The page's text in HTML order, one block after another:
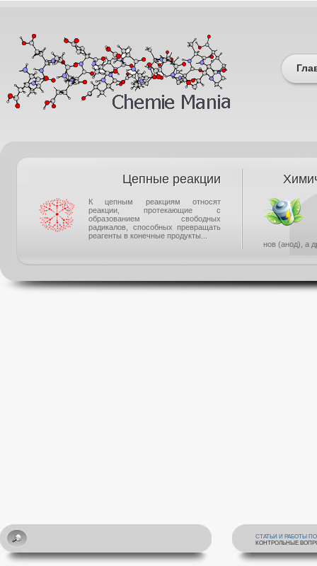
Цепные реакции
К цепным реакциям относят
реакции, протекающие с
образованием свободных
радикалов, способных превращать
реагенты в конечные продукты...
нов (анод), а
СТАТЬИ И РАБОТЫ
КОНТРОЛЬНЫЕ